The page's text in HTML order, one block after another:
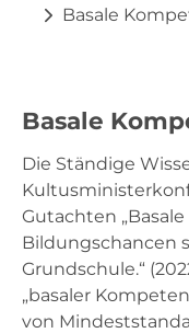
Mathe GS
Mathe Sek I
Lesen Sek I
Material
Basale
Basale
Die Ständige
Gutachten
Bildungschancen
Grundschule.“
„basaler
von